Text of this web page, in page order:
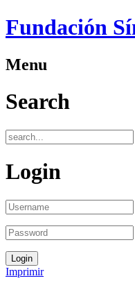
Fundación
Menu
Search
Login
Imprimir